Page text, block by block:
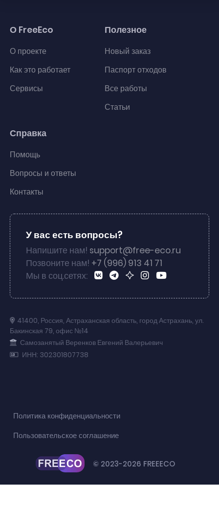
О FreeEco
О проекте
Как это работает
Сервисы
Полезное
Новый заказ
Паспорт отходов
Все работы
Статьи
Справка
Помощь
Вопросы и ответы
Контакты
У вас есть вопросы?
Напишите нам! support@free-eco.ru
Позвоните нам! +7 (996) 913 41 71
Мы в соц.сетях:
41400, Россия, Астраханская область, город Астрахань, ул.
Бакинская 79, офис №14
Самозанятый Веренков Евгений Валерьевич
ИНН: 302301807738
© 2023-2026 FREEECO
Политика конфиденциальности
Пользовательское соглашение